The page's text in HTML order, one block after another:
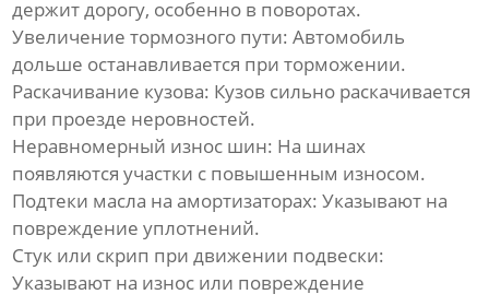
держит дорогу, особенно в поворотах.
Увеличение тормозного пути: Автомобиль
дольше останавливается при торможении.
Раскачивание кузова: Кузов сильно раскачивается
при проезде неровностей.
Неравномерный износ шин: На шинах
появляются участки с повышенным износом.
Подтеки масла наамортизаторах: Указывают на
повреждение уплотнений.
Стук или скрип при движении подвески:
Указывают на износ или повреждение